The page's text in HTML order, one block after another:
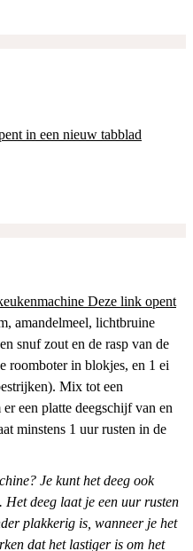
in een nieuw tabblad
Deze link opent
amandelmeel, lichtbruine
snuf zout en de rasp van de
roomboter in blokjes, en 1 ei
Mix tot een
een platte deegschijf van en
minstens 1 uur rusten in de
Het deeg laat je een uur rusten
plakkerig is, wanneer je het
dat het lastiger is om het